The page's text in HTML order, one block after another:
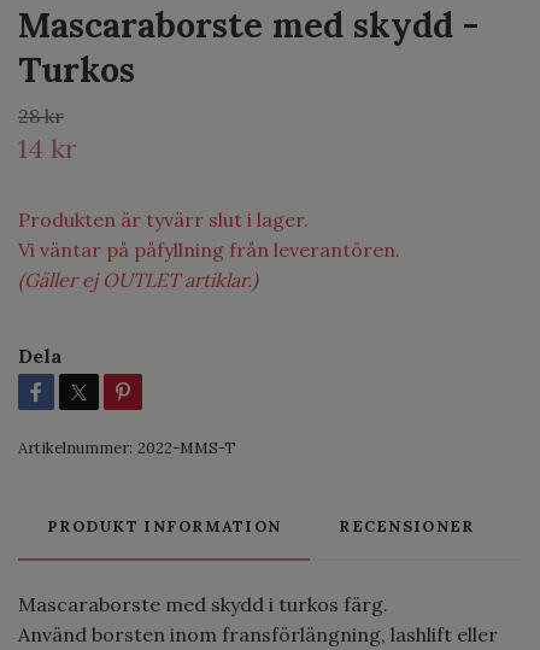
Mascaraborste med skydd -
Turkos
28 kr
14 kr
Produkten är tyvärr slut i lager.
Vi väntar på påfyllning från leverantören.
(Gäller ej OUTLET artiklar.)
Dela
Artikelnummer: 2022-MMS-T
PRODUKT INFORMATION RECENSIONER
Mascaraborste med skydd i turkos färg.
Använd borsten inom fransförlängning, lashlift eller